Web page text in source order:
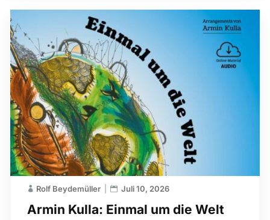
Armin Kulla: Einmal um die Welt
Rolf Beydemüller Juli 10, 2026